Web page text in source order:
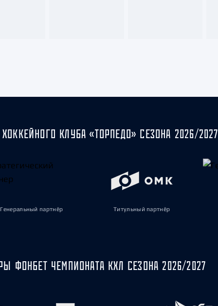
КЛУБА «ТОРПЕДО» СЕЗОНА 2026/2027
Генеральный партнёр Титульный партнёр
ФОНБЕТ ЧЕМПИОНАТА КХЛ СЕЗОНА 2026/2027